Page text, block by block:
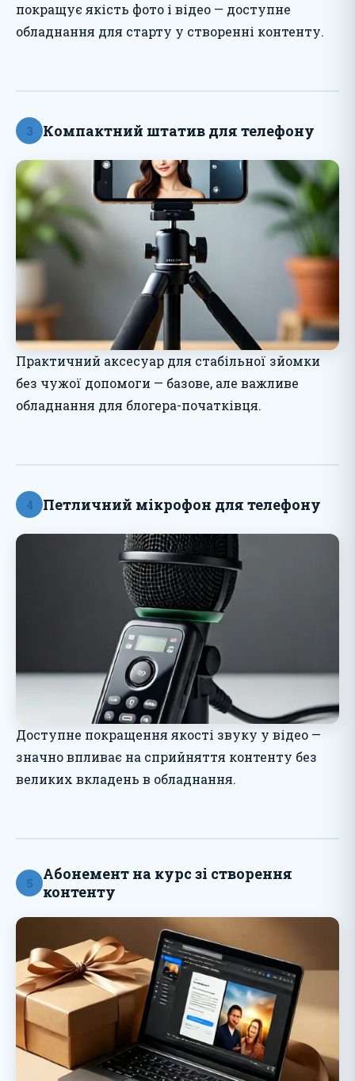
покращує якість фото і відео — доступне
обладнання для старту у створенні контенту.
3 Компактний штатив для телефону
Практичний аксесуар для стабільної зйомки
без чужої допомоги — базове, але важливе
обладнання для блогера-початківця.
4 Петличний мікрофон для телефону
Доступне покращення якості звуку у відео —
значно впливає на сприйняття контенту без
великих вкладень в обладнання.
5
Абонемент на курс зі створення
контенту